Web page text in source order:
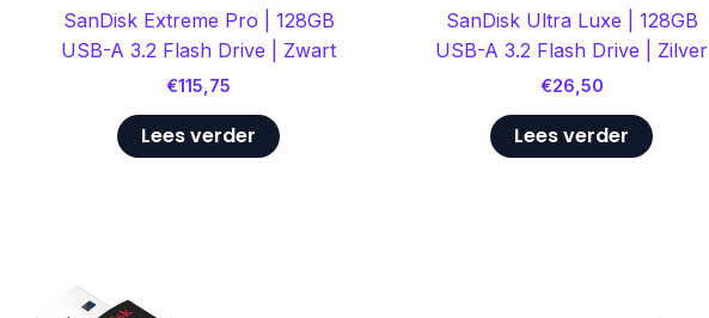
SanDisk Extreme Pro | 128GB
USB-A 3.2 Flash Drive | Zwart
€115,75
Lees verder
SanDisk Ultra Luxe | 128GB
USB-A 3.2 Flash Drive | Zilver
€26,50
Lees verder